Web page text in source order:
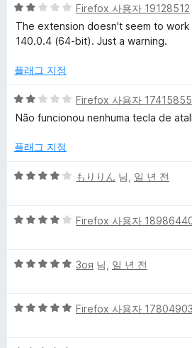
5
점
만
에
점
Firefox 사용자 19128512
The extension doesn't seem to work
140.0.4 (64-bit). Just a warning.
플래그 지정
5
점
점
2
Firefox 사용자 17415855
Não funcionou nenhuma tecla de
플래그 지정
5
점
점
もりりん 님, 일 년 전
5
점
점
Firefox 사용자
5
점
Зоя 님, 일 년 전
5
Firefox 사용자 17804903